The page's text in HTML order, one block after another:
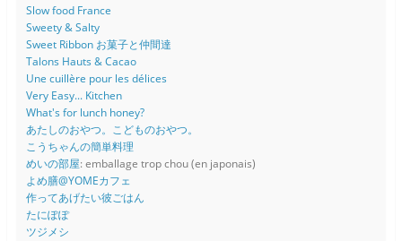
Slow food France
Sweety & Salty
Sweet Ribbon お菓子と仲間達
Talons Hauts & Cacao
Une cuillère pour les délices
Very Easy... Kitchen
What's for lunch honey?
あたしのおやつ。こどものおやつ。
こうちゃんの簡単料理
めいの部屋: emballage trop chou (en japonais)
よめ膳@YOMEカフェ
作ってあげたい彼ごはん
たにぽぽ
ツジメシ